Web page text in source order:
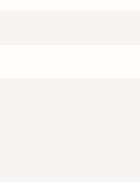
organisasjoner.
og brukermedvirkning